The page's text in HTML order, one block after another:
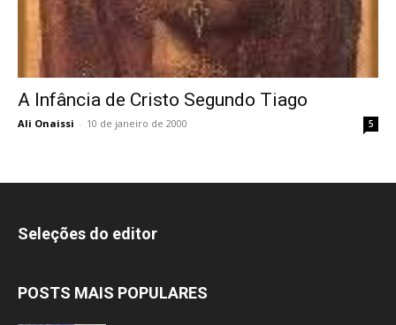
A Infância de Cristo Segundo Tiago
Ali Onaissi - 10 de janeiro de 2000 5
Seleções do editor
POSTS MAIS POPULARES